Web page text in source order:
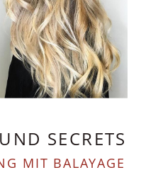
SECRETS
MIT BALAYAGE